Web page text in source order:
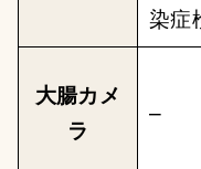
染症
大腸カメ
ラ
–